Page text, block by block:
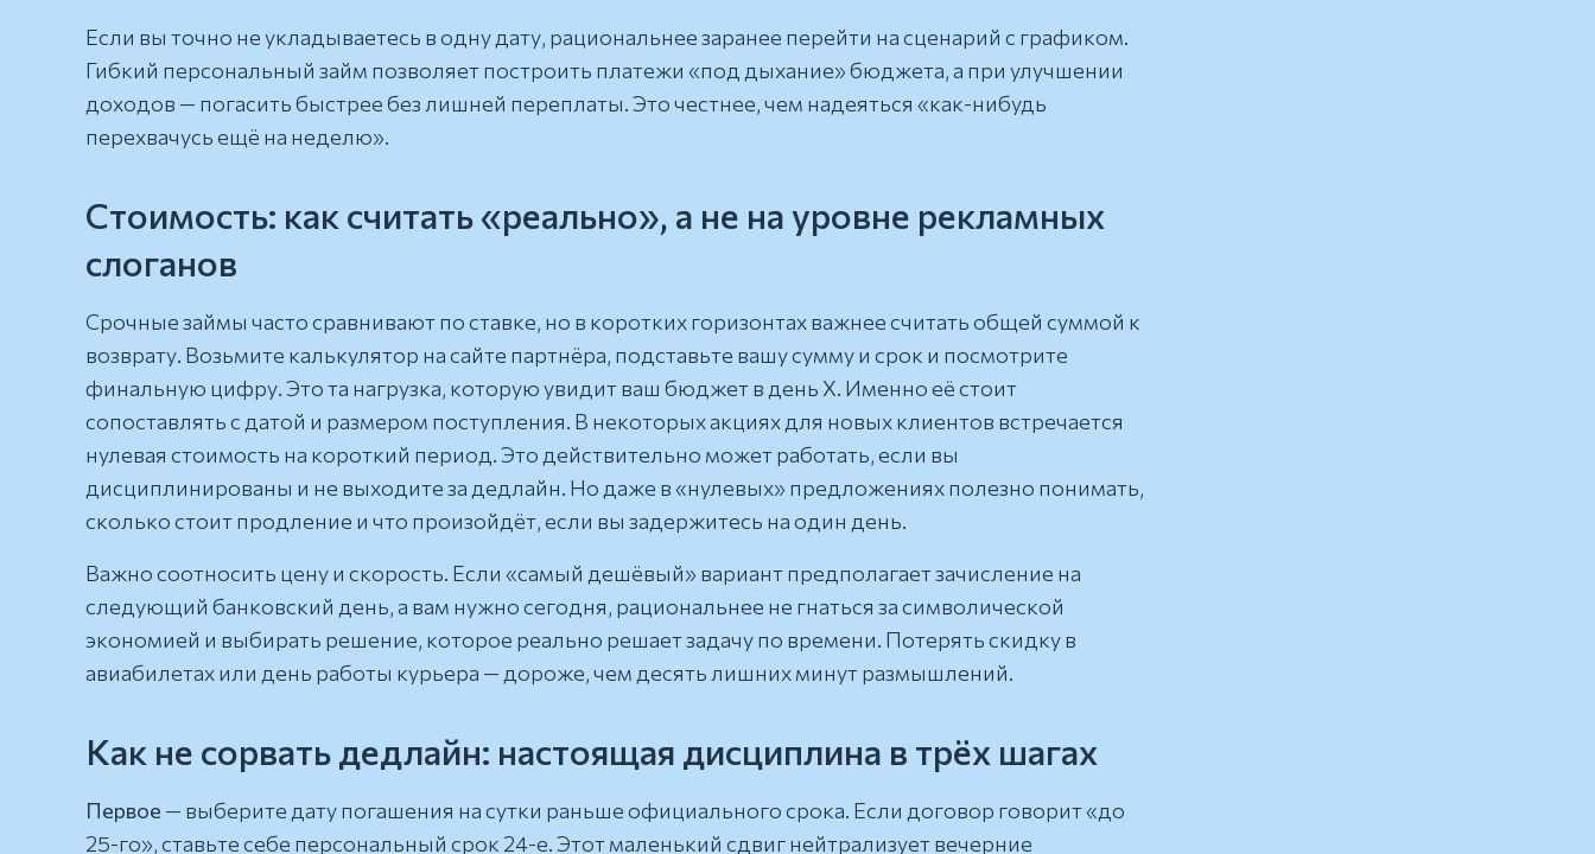
Если вы точно не укладываетесь в одну дату, рациональнее заранее перейти на сценарий с графиком.
Гибкий персональный займ позволяет построить платежи «под дыхание» бюджета, а при улучшении
доходов — погасить быстрее без лишней переплаты. Это честнее, чем надеяться «как-нибудь
перехвачусь ещё на неделю».
Стоимость: как считать «реально», а не на уровне рекламных
слоганов
Срочные займы часто сравнивают по ставке, но в коротких горизонтах важнее считать общей суммой к
возврату. Возьмите калькулятор на сайте партнёра, подставьте вашу сумму и срок и посмотрите
финальную цифру. Это та нагрузка, которую увидит ваш бюджет в день X. Именно её стоит
сопоставлять с датой и размером поступления. В некоторых акциях для новых клиентов встречается
нулевая стоимость на короткий период. Это действительно может работать, если вы
дисциплинированы и не выходите за дедлайн. Но даже в «нулевых» предложениях полезно понимать,
сколько стоит продление и что произойдёт, если вы задержитесь на один день.
Важно соотносить цену и скорость. Если «самый дешёвый» вариант предполагает зачисление на
следующий банковский день, а вам нужно сегодня, рациональнее не гнаться за символической
экономией и выбирать решение, которое реально решает задачу по времени. Потерять скидку в
авиабилетах или день работы курьера — дороже, чем десять лишних минут размышлений.
Как не сорвать дедлайн: настоящая дисциплина в трёх шагах
Первое — выберите дату погашения на сутки раньше официального срока. Если договор говорит «до
25-го», ставьте себе персональный срок 24-е. Этот маленький сдвиг нейтрализует вечерние